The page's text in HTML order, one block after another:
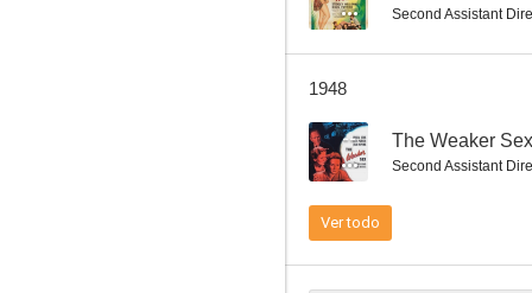
Second Assistant
1948
-- The Weaker Sex
Second Assistant
Ver todo